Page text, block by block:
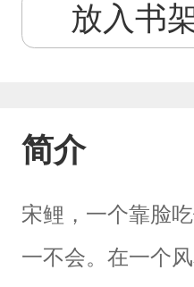
放入书
简介
宋鲤，一个靠脸
一不会。在一个